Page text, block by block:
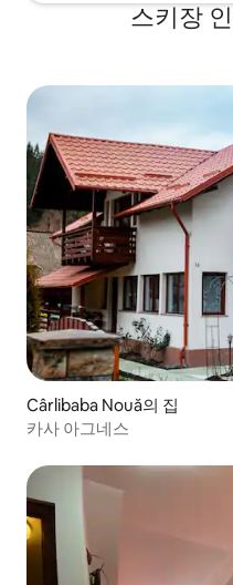
스키장
Cârlibaba Nouă의 집
카사 아그네스